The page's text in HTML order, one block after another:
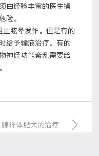
由经验丰富的医生操
险。
眩晕发作。但是有的
给予输液治疗。有的
神经功能紊乱需要给
腺样体肥大的治疗